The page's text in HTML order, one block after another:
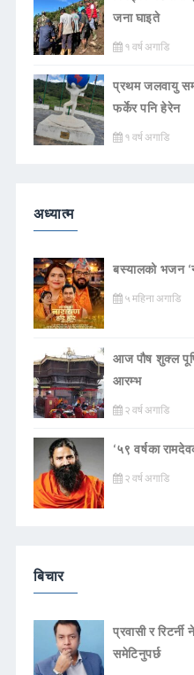
जना घाइते
१ वर्ष अगाडि
प्रथम जलवायु
फर्केर पनि हेरेन
१ वर्ष अगाडि
अध्यात्म
बस्यालको भजन
५ महिना अगाडि
आज पौष शुक्ल
आरम्भ
२ वर्ष अगाडि
‘५९ वर्षका
२ वर्ष अगाडि
बिचार
प्रवासी र
समेटिनुपर्छ